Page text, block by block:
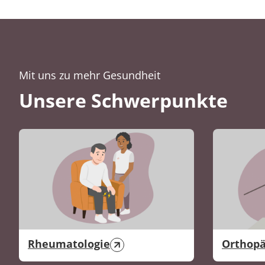
Mit uns zu mehr Gesundheit
Unsere Schwerpunkte
Rheumatologie